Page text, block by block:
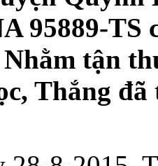
95889-TS
tận
Thắng